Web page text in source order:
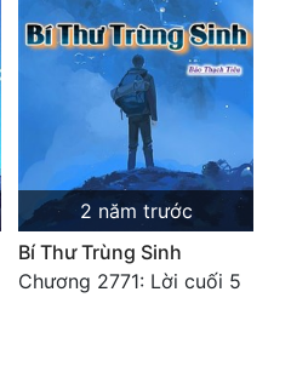
2 năm trước
Bí Thư Trùng Sinh
Chương 2771: Lời cuối 5